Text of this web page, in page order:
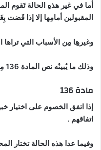
أما في غير هذهِ الحالة تَقوم
المقبولين أمامِها إلا إذا
وغيرهِا مِن الأسباب التي
وذلك ما يُبينُه نص المادة 136 مِن القانون الجاري عرضُه.
مادة 136
إذا اتفق الخصوم على اختيار
اتفاقهم .
وفيما عدا هذه الحالة تختار